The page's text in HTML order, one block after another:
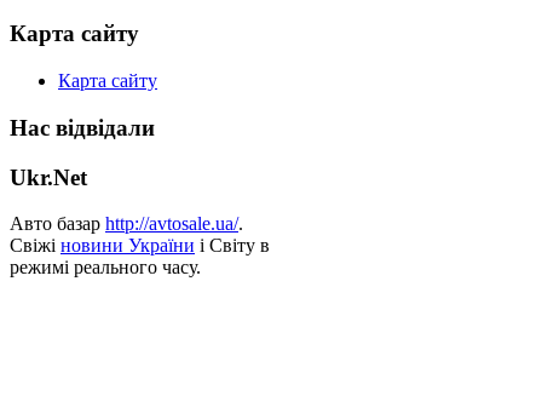
Карта сайту
Карта сайту
Нас відвідали
Ukr.Net
Авто базар http://avtosale.ua/.
Свіжі новини України і Світу в
режимі реального часу.